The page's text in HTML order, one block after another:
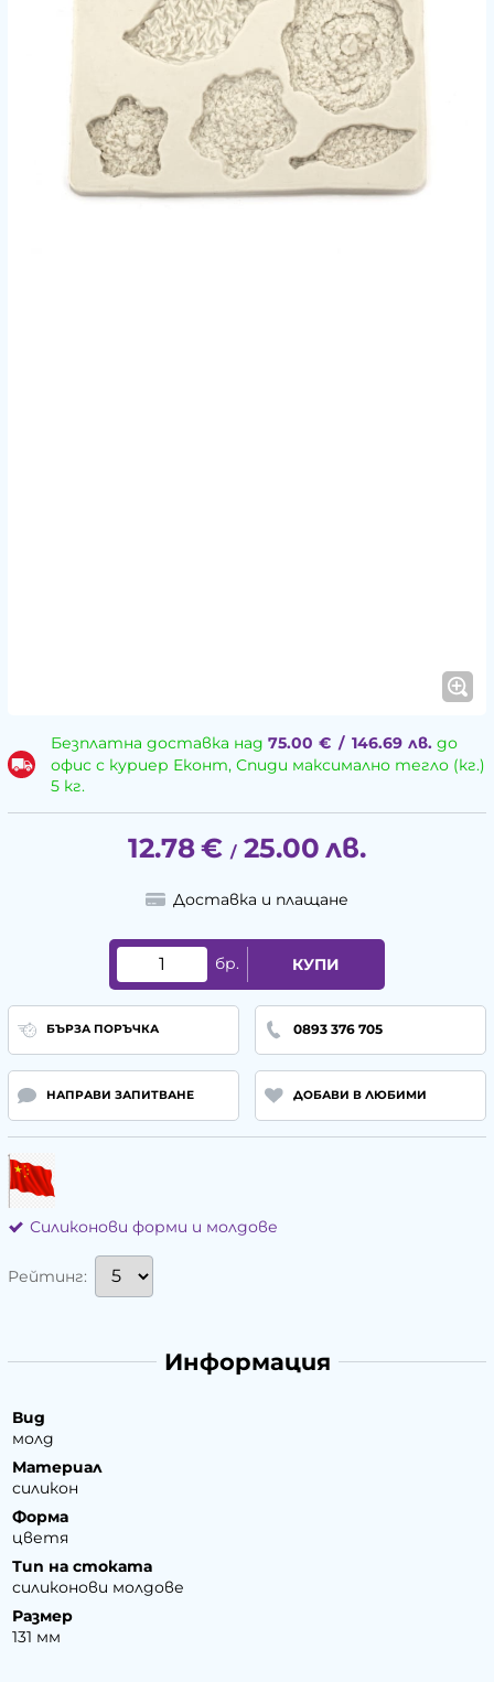
Безплатна доставка над 75.00 € / 146.69 лв.до
офис с куриер Еконт, Спиди максимално тегло (кг.)
5 кг.
12.78€ / 25.00 лв.
Доставка и плащане
бр. КУПИ
БЪРЗА ПОРЪЧКА 0893 376 705
НАПРАВИ ЗАПИТВАНЕ ДОБАВИ В ЛЮБИМИ
Силиконови форми и молдове
Рейтинг:
Информация
Вид
молд
Материал
силикон
Форма
цветя
Тип на стоката
силиконови молдове
Размер
131 мм